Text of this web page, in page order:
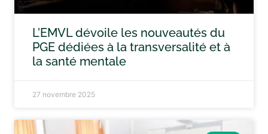
L’EMVL dévoile les nouveautés du
PGE dédiées à la transversalité et à
la santé mentale
27 novembre 2025